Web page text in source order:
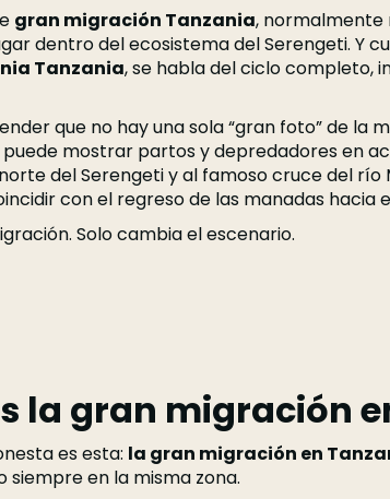
gran migración Tanzania, normalmente
dentro del ecosistema del Serengeti. Y
Tanzania, se habla del ciclo completo,
que no hay una sola “gran foto” de la
mostrar partos y depredadores en
del Serengeti y al famoso cruce del río
con el regreso de las manadas hacia
Solo cambia el escenario.
la gran migración
es esta: la gran migración en
siempre en la misma zona.